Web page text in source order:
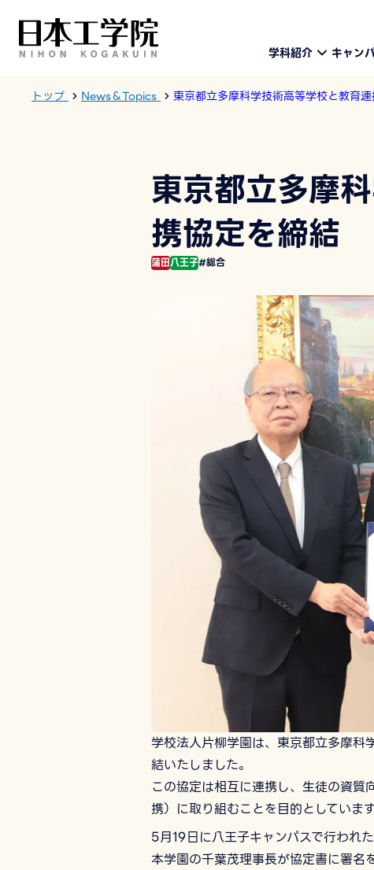
学科紹介 キャン
トップ News＆Topics 東京都立多摩科学技術高等学校と教育
東京都立多摩
携協定を締結
蒲田八王子#総合
学校法人片柳学園は、東京都立多摩
結いたしました。
この協定は相互に連携し、生徒の資
携）に取り組むことを目的としています
5月19日に八王子キャンパスで行われ
本学園の千葉茂理事長が協定書に署